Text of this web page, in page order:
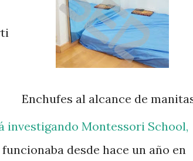
Enchufes al alcance de
investigando Montessori School,
desde hace un año en